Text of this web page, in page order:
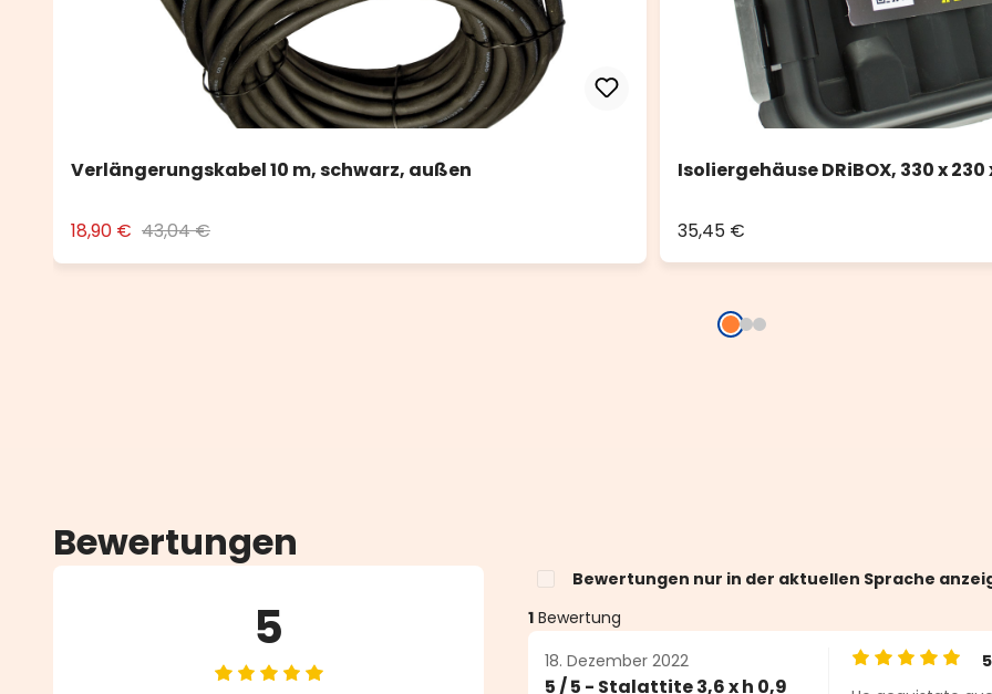
Verlängerungskabel 10 m, schwarz, außen
18,90 € 43,04 €
Isoliergehäuse DRiBOX, 330 x 230
35,45 €
Bewertungen
5
Bewertungen nur in der aktuellen Sprache
1 Bewertung
18. Dezember 2022
5 / 5 - Stalattite 3,6 x h 0,9
5